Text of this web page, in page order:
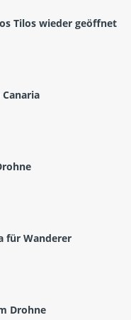
Tilos wieder geöffnet
für Wanderer
Drohne